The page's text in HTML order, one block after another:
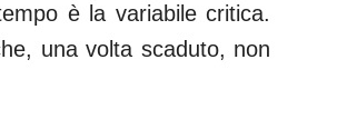
è la variabile critica.
una volta scaduto, non